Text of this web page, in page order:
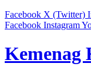
Facebook X (Twitter)
Facebook Instagram
Kemenag